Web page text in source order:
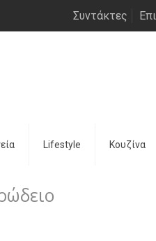
Συντάκτες
Lifestyle Κουζίνα